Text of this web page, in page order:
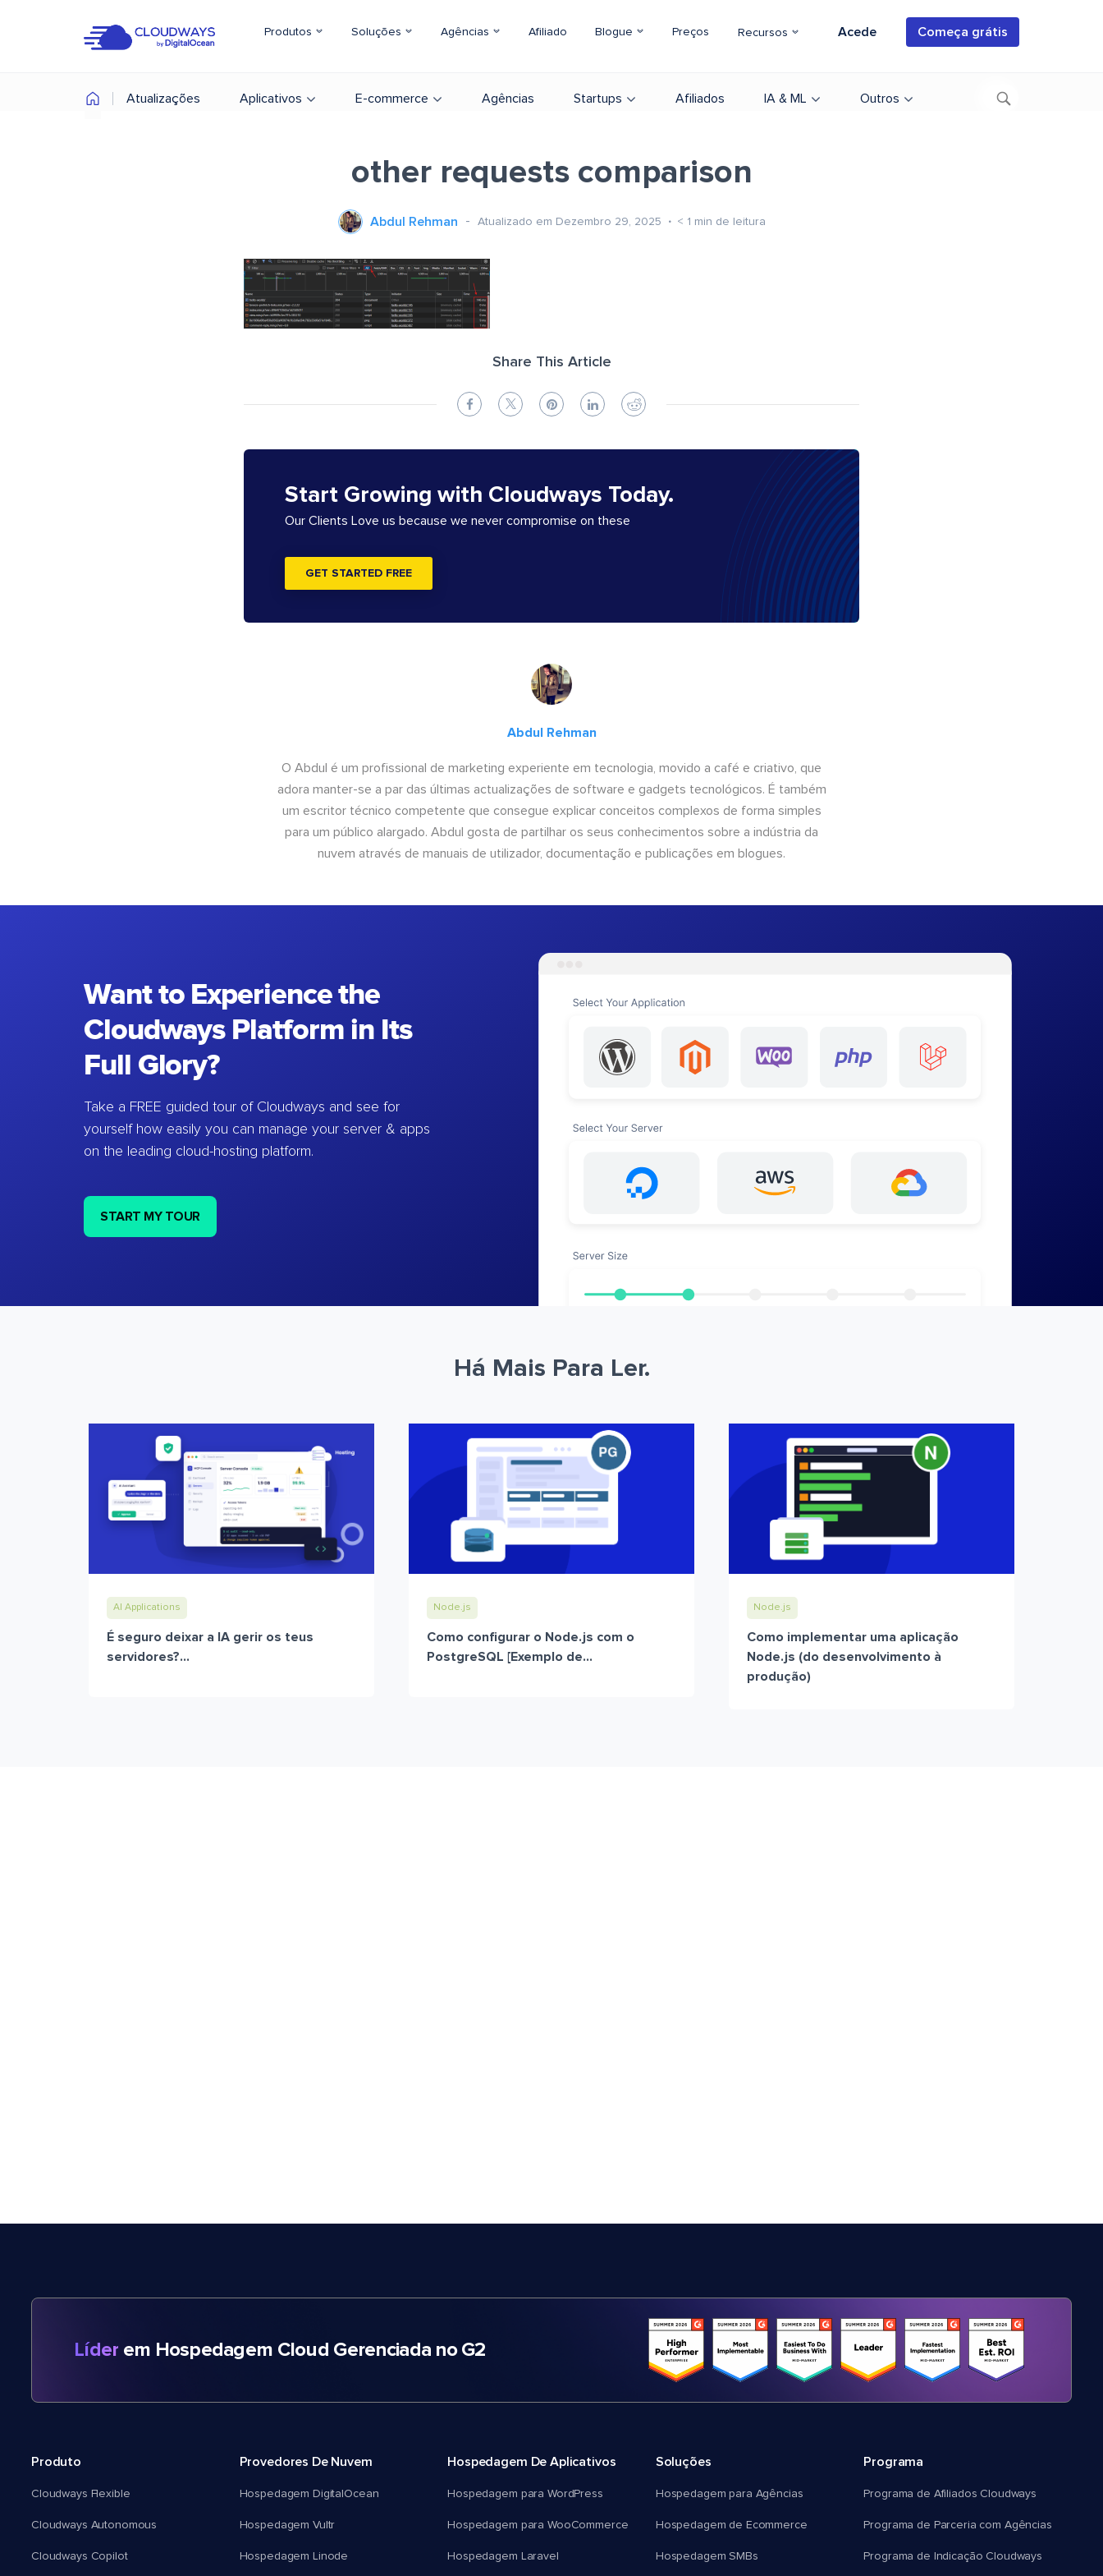
Produtos Soluções Agências Afiliado Blogue Preços Recursos Acede Começa grátis
Atualizações Aplicativos E-commerce Agências Startups Afiliados IA & ML Outros
other requests comparison
Abdul Rehman Atualizado em Dezembro 29, 2025 < 1 min de leitura
Share This Article
Start Growing with Cloudways Today.
Our Clients Love us because we never compromise on these
GET STARTED FREE
Abdul Rehman
O Abdul é um profissional de marketing experiente em tecnologia, movido a café e criativo, que
adora manter-se a par das últimas actualizações de software e gadgets tecnológicos. É também
um escritor técnico competente que consegue explicar conceitos complexos de forma simples
para um público alargado. Abdul gosta de partilhar os seus conhecimentos sobre a indústria da
nuvem através de manuais de utilizador, documentação e publicações em blogues.
Want to Experience the
Cloudways Platform in Its
Full Glory?
Take a FREE guided tour of Cloudways and see for
yourself how easily you can manage your server & apps
on the leading cloud-hosting platform.
START MY TOUR
Há Mais Para Ler.
AI Applications
É seguro deixar a IA gerir os teus
servidores?...
Node.js
Como configurar o Node.js com o
PostgreSQL [Exemplo de...
Node.js
Como implementar uma aplicação
Node.js (do desenvolvimento à
produção)
Líder em Hospedagem Cloud Gerenciada no G2
Produto
Cloudways Flexible
Cloudways Autonomous
Cloudways Copilot
Provedores De Nuvem
Hospedagem DigitalOcean
Hospedagem Vultr
Hospedagem Linode
Hospedagem De Aplicativos
Hospedagem para WordPress
Hospedagem para WooCommerce
Hospedagem Laravel
Soluções
Hospedagem para Agências
Hospedagem de Ecommerce
Hospedagem SMBs
Programa
Programa de Afiliados Cloudways
Programa de Parceria com Agências
Programa de Indicação Cloudways